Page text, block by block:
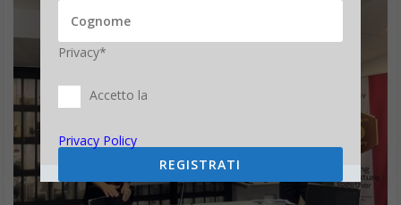
Privacy*
Accetto la
Privacy Policy
REGISTRATI